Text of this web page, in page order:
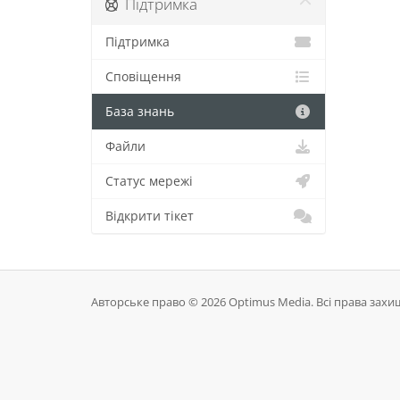
Підтримка
Сповіщення
База знань
Файли
Статус мережі
Відкрити тікет
Авторське право © 2026 Optimus Media. Всі права